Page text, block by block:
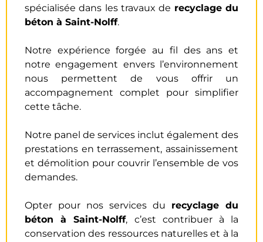
spécialisée dans les travaux de recyclage du
béton à Saint-Nolff.
Notre expérience forgée au fil des ans et
notre engagement envers l’environnement
nous permettent de vous offrir un
accompagnement complet pour simplifier
cette tâche.
Notre panel de services inclut également des
prestations en terrassement, assainissement
et démolition pour couvrir l’ensemble de vos
demandes.
Opter pour nos services du recyclage du
béton à Saint-Nolff, c’est contribuer à la
conservation des ressources naturelles et à la